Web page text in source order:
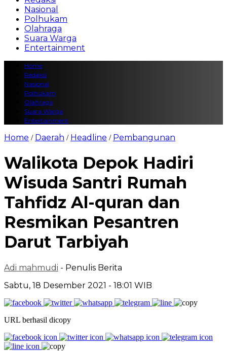
Nasional
Polhukam
Olahraga
Suara Warga
Entertainment
Home
Redaksi
Nasional
Polhukam
Olahraga
Suara Warga
Entertainment
Home / Daerah / Headline / Pembangunan
Walikota Depok Hadiri
Wisuda Santri Rumah
Tahfidz Al-quran dan
Resmikan Pesantren
Darut Tarbiyah
Adi mahmudi - Penulis Berita
Sabtu, 18 Desember 2021 - 18:01 WIB
URL berhasil dicopy